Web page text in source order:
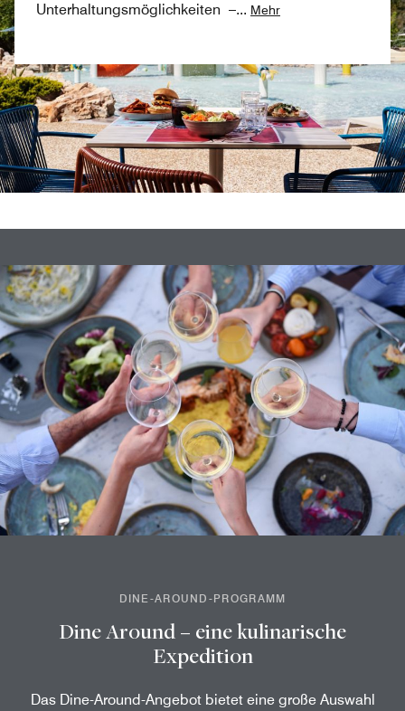
Unterhaltungsmöglichkeiten –... Mehr
DINE-AROUND-PROGRAMM
Dine Around – eine kulinarische
Expedition
Das Dine-Around-Angebot bietet eine große Auswahl